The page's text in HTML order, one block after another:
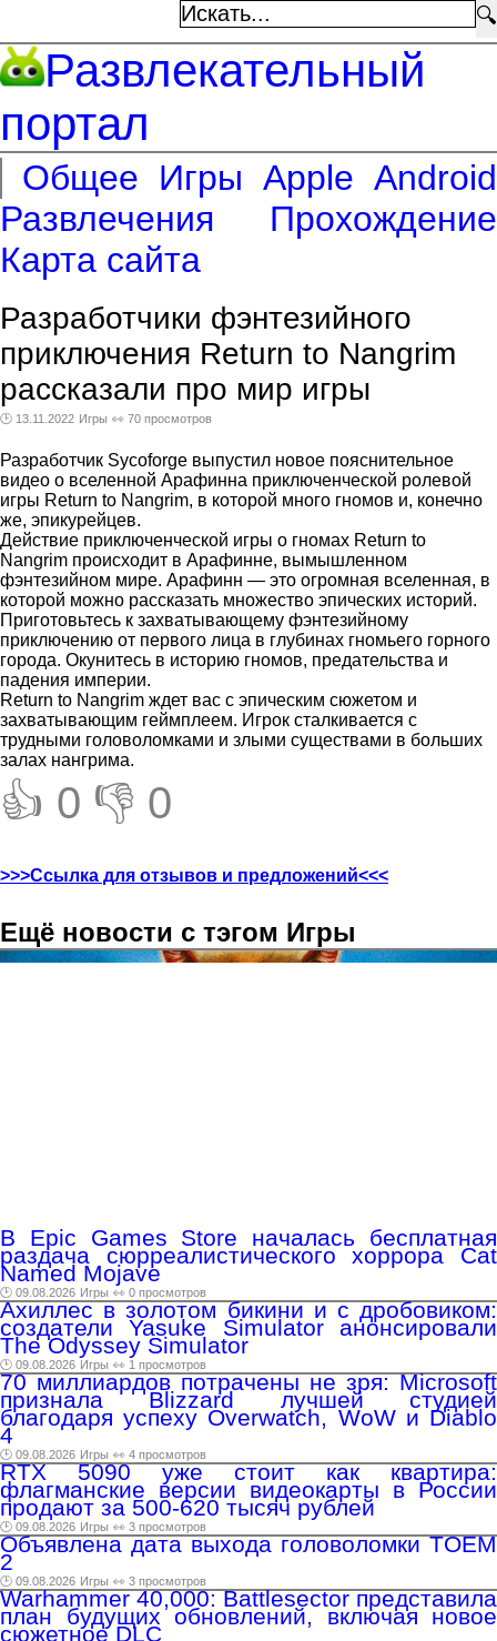
🔍
Развлекательный
портал
Общее Игры Apple Android
Развлечения
Прохождение
Карта сайта
Разработчики фэнтезийного
приключения Return to Nangrim
рассказали про мир игры
🕑 13.11.2022 Игры 👀 70 просмотров
Разработчик Sycoforge выпустил новое пояснительное
видео о вселенной Арафинна приключенческой ролевой
игры Return to Nangrim, в которой много гномов и, конечно
же, эпикурейцев.
Действие приключенческой игры о гномах Return to
Nangrim происходит в Арафинне, вымышленном
фэнтезийном мире. Арафинн — это огромная вселенная, в
которой можно рассказать множество эпических историй.
Приготовьтесь к захватывающему фэнтезийному
приключению от первого лица в глубинах гномьего горного
города. Окунитесь в историю гномов, предательства и
падения империи.
Return to Nangrim ждет вас с эпическим сюжетом и
захватывающим геймплеем. Игрок сталкивается с
трудными головоломками и злыми существами в больших
залах нангрима.
👍 0 👎 0
>>>Ссылка для отзывов и предложений<<<
Ещё новости с тэгом Игры
В Epic Games Store началась бесплатная
раздача сюрреалистического хоррора Cat
Named Mojave
🕑 09.08.2026 Игры 👀 0 просмотров
Ахиллес в золотом бикини и с дробовиком:
создатели Yasuke Simulator анонсировали
The Odyssey Simulator
🕑 09.08.2026 Игры 👀 1 просмотров
70 миллиардов потрачены не зря: Microsoft
признала Blizzard лучшей студией
благодаря успеху Overwatch, WoW и Diablo
4
🕑 09.08.2026 Игры 👀 4 просмотров
RTX 5090 уже стоит как квартира:
флагманские версии видеокарты в России
продают за 500-620 тысяч рублей
🕑 09.08.2026 Игры 👀 3 просмотров
Объявлена дата выхода головоломки TOEM
2
🕑 09.08.2026 Игры 👀 3 просмотров
Warhammer 40,000: Battlesector представила
план будущих обновлений, включая новое
сюжетное DLC